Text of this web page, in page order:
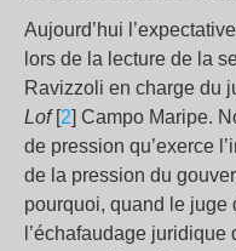
Aujourd’hui
lors de la lecture de la
Ravizzoli en charge du
Lof[2] Campo Maripe.
de pression qu’exerce
de la pression du
pourquoi, quand le juge
l’échafaudage